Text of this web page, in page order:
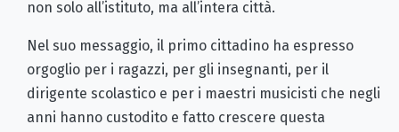
non solo all’istituto, ma all’intera città.
Nel suo messaggio, il primo cittadino ha espresso
orgoglio per i ragazzi, per gli insegnanti, per il
dirigente scolastico e per i maestri musicisti che negli
anni hanno custodito e fatto crescere questa